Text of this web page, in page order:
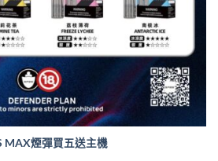
MAX煙彈買五送主機